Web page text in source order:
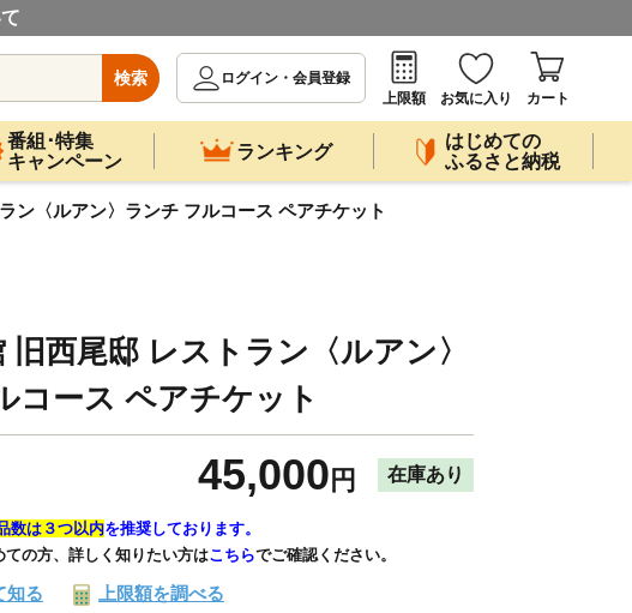
検索
ログイン・会員登録
上限額
お気に入り カート
番組･特集
キャンペーン
ランキング
はじめての
ふるさと納税
ン〈ルアン〉ランチ フルコース ペアチケット
旧西尾邸 レストラン〈ルアン〉
コース ペアチケット
45,000 円 在庫あり
数は３つ以内を推奨しております。
ての方、詳しく知りたい方はこちらでご確認ください。
知る 上限額を調べる